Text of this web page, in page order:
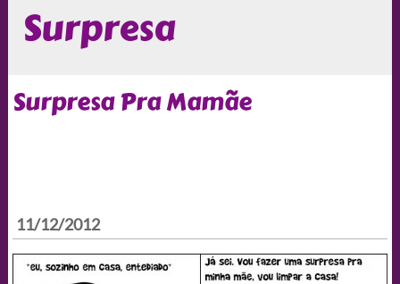
Surpresa
Surpresa Pra Mamãe
11/12/2012